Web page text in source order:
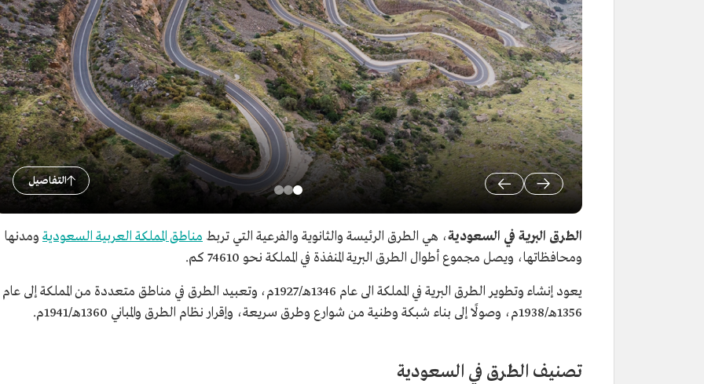
التفاصيل
الطرق البرية في السعودية، هي الطرق الرئيسة والثانوية والفرعية التي تربط مناطق المملكة العربية السعودية ومدنها
ومحافظاتها، ويصل مجموع أطوال الطرق البرية المنفذة في المملكة نحو 74610 كم.
يعود إنشاء وتطوير الطرق البرية في المملكة الى عام 1346هـ/1927م، وتعبيد الطرق في مناطق متعددة من المملكة إلى عام
1356هـ/1938م، وصولًا إلى بناء شبكة وطنية من شوارع وطرق سريعة، وإقرار نظام الطرق والمباني 1360هـ/1941م.
تصنيف الطرق في السعودية